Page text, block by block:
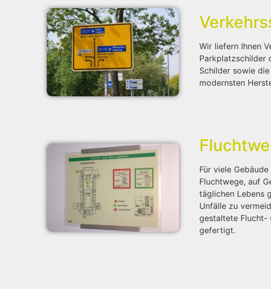
Wir liefern Ihnen
Parkplatzschilder
Schilder sowie
modernsten
Für viele
Fluchtwege, auf
täglichen Lebens
Unfälle zu
gestaltete Flucht-
gefertigt.